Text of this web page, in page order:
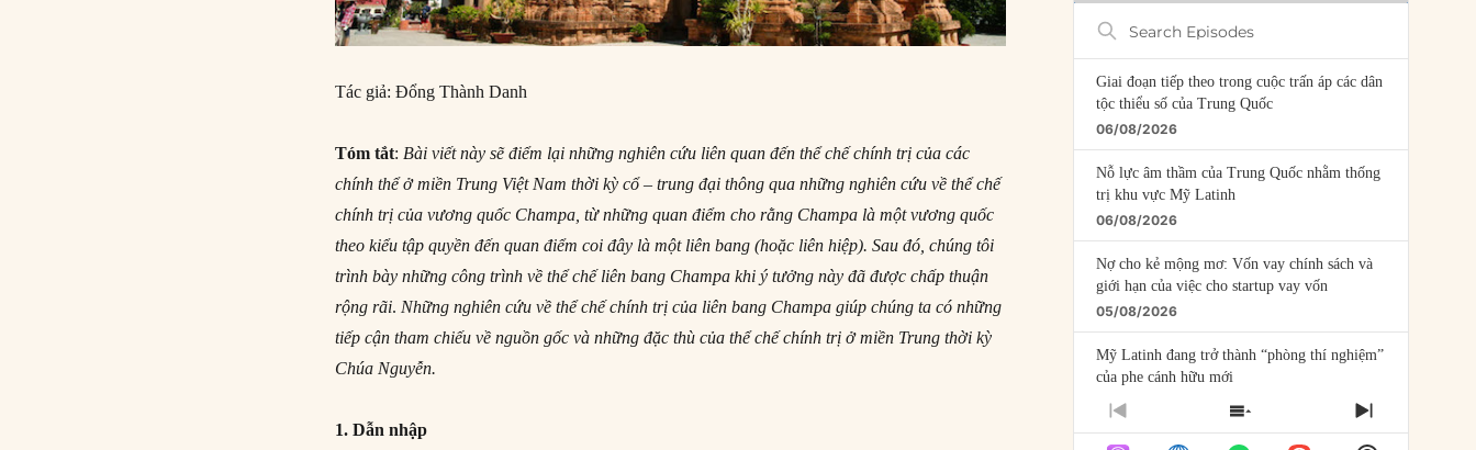
Tác giả: Đổng Thành Danh
Tóm tắt: Bài viết này sẽ điểm lại những nghiên cứu liên quan đến thể chế chính trị củacác
chính thể ởmiền Trung Việt Nam thời kỳ cổ – trung đại thông qua những nghiên cứu về thể chế
chính trị của vương quốc Champa, từ những quan điểm cho rằng Champa là một vương quốc
theo kiểu tập quyền đến quan điểm coi đây là một liên bang (hoặc liên hiệp). Sau đó, chúng tôi
trình bày những công trình về thể chế liên bang Champa khi ý tưởng này đã được chấp thuận
rộng rãi. Những nghiên cứu về thể chế chính trị của liên bang Champa giúp chúng ta có những
tiếp cận tham chiếu về nguồn gốc và những đặc thù của thể chế chính trị ở miền Trung thời kỳ
Chúa Nguyễn.
1. Dẫn nhập
Search
Episodes
Giai đoạn tiếp theo trong cuộc trấn áp các dân
tộc thiểu số của Trung Quốc
06/08/2026
Nỗ lực âm thầm của Trung Quốc nhằm thống
trị khu vực Mỹ Latinh
06/08/2026
Nợ cho kẻ mộng mơ: Vốn vay chính sách và
giới hạn của việc cho startup vay vốn
05/08/2026
Mỹ Latinh đang trở thành “phòng thí nghiệm”
của phe cánh hữu mới
04/08/2026
Tại sao Trung Quốc phủ nhận cuộc gặp với
PREVIOUS
EPISODE
SHOW
EPISODES
NEXT
EPISODE